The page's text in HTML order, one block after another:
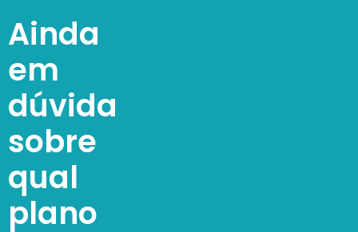
Ainda
em
dúvida
sobre
qual
plano